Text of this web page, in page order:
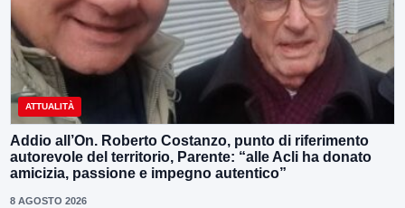
ATTUALITÀ
Addio all’On. Roberto Costanzo, punto di riferimento
autorevole del territorio, Parente: “alle Acli ha donato
amicizia, passione e impegno autentico”
8 AGOSTO 2026